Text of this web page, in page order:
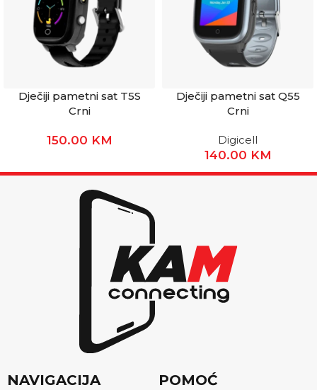
Dječiji pametni sat T5S
Crni
150.00 KM
Dječiji pametni sat Q55
Crni
Digicell
140.00 KM
NAVIGACIJA POMOĆ